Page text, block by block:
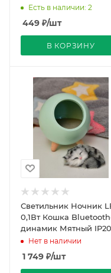
0,5Вт 220В Белый IP20
DTL-320 LED 0,1Вт
Есть в наличии: 2
449 ₽/шт
В КОРЗИНУ
Светильник Ночник
0,1Вт Кошка
динамик Мятный IP20
REDIGLE
Нет в наличии
1 749 ₽/шт